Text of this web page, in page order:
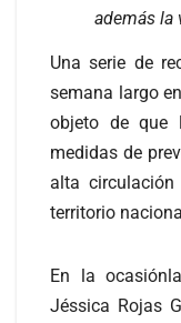
además la
Una serie de
semana largo
objeto de que
medidas de
alta
territorio
En la
Jéssica Rojas